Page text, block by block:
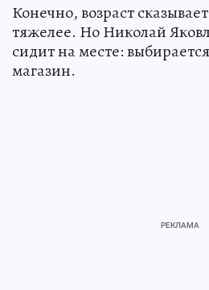
Конечно, возраст
тяжелее. Но Николай
сидит на месте:
магазин.